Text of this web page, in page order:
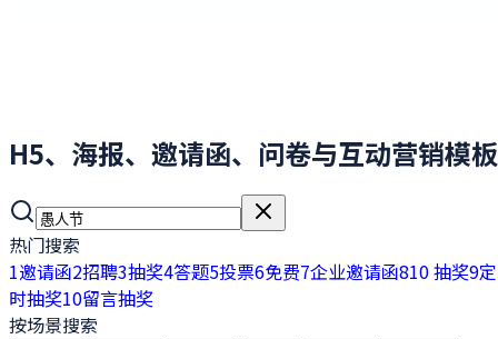
H5、海报、邀请函、问卷与互动营销模板
热门搜索
1邀请函2招聘3抽奖4答题5投票6免费7企业邀请函810 抽奖9定
时抽奖10留言抽奖
按场景搜索